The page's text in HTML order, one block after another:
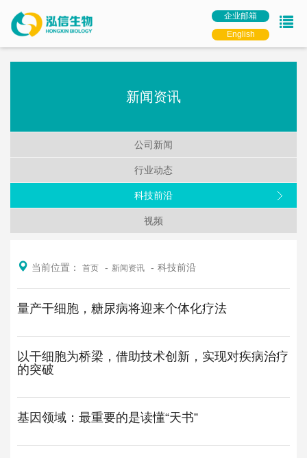
企业邮箱
English
新闻资讯
公司新闻
行业动态
科技前沿
视频
当前位置： 首页 新闻资讯 科技前沿
量产干细胞，糖尿病将迎来个体化疗法
以干细胞为桥梁，借助技术创新，实现对疾病治疗
的突破
基因领域：最重要的是读懂“天书”